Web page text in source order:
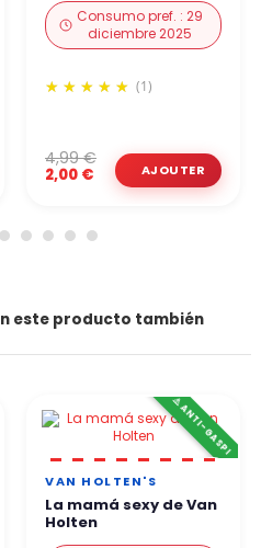
Consumo pref. : 29
diciembre 2025
(1)
2,00 €
4,99 €
este producto también
⚠️ ANTI-GASPI
VAN HOLTEN'S
La mamá sexy de Van
Holten